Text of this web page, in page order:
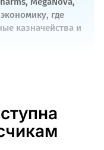
где
казначейства и